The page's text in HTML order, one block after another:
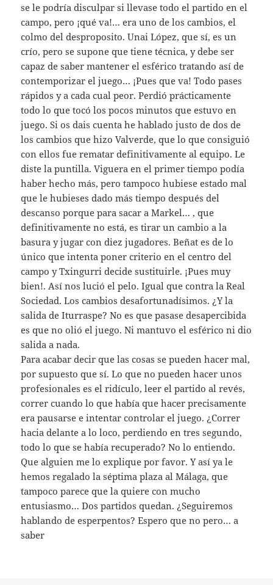
se le podría disculpar si llevase todo el partido en el
campo, pero ¡qué va!… era uno de los cambios, el
colmo del desproposito. Unai López, que sí, es un
crío, pero se supone que tiene técnica, y debe ser
capaz de saber mantener el esférico tratando así de
contemporizar el juego… ¡Pues que va! Todo pases
rápidos y a cada cual peor. Perdió prácticamente
todo lo que tocó los pocos minutos que estuvo en
juego. Si os dais cuenta he hablado justo de dos de
los cambios que hizo Valverde, que lo que consiguió
con ellos fue rematar definitivamente al equipo. Le
diste la puntilla. Viguera en el primer tiempo podía
haber hecho más, pero tampoco hubiese estado mal
que le hubieses dado más tiempo después del
descanso porque para sacar a Markel… , que
definitivamente no está, es tirar un cambio a la
basura y jugar con diez jugadores. Beñat es de lo
único que intenta poner criterio en el centro del
campo y Txingurri decide sustituirle. ¡Pues muy
bien!. Así nos lució el pelo. Igual que contra la Real
Sociedad. Los cambios desafortunadísimos. ¿Y la
salida de Iturraspe? No es que pasase desapercibida
es que no olió el juego. Ni mantuvo el esférico ni dio
salida a nada.
Para acabar decir que las cosas se pueden hacer mal,
por supuesto que sí. Lo que no pueden hacer unos
profesionales es el ridículo, leer el partido al revés,
correr cuando lo que había que hacer precisamente
era pausarse e intentar controlar el juego. ¿Correr
hacia delante a lo loco, perdiendo en tres segundo,
todo lo que se había recuperado? No lo entiendo.
Que alguien me lo explique por favor. Y así ya le
hemos regalado la séptima plaza al Málaga, que
tampoco parece que la quiere con mucho
entusiasmo… Dos partidos quedan. ¿Seguiremos
hablando de esperpentos? Espero que no pero… a
saber